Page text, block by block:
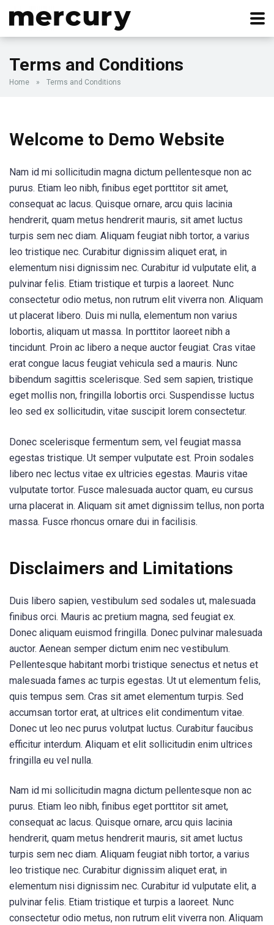
Terms and Conditions
Home » Terms and Conditions
Welcome to Demo Website
Nam id mi sollicitudin magna dictum pellentesque non ac
purus. Etiam leo nibh, finibus eget porttitor sit amet,
consequat ac lacus. Quisque ornare, arcu quis lacinia
hendrerit, quam metus hendrerit mauris, sit amet luctus
turpis sem nec diam. Aliquam feugiat nibh tortor, a varius
leo tristique nec. Curabitur dignissim aliquet erat, in
elementum nisi dignissim nec. Curabitur id vulputate elit, a
pulvinar felis. Etiam tristique et turpis a laoreet. Nunc
consectetur odio metus, non rutrum elit viverra non. Aliquam
ut placerat libero. Duis mi nulla, elementum non varius
lobortis, aliquam ut massa. In porttitor laoreet nibh a
tincidunt. Proin ac libero a neque auctor feugiat. Cras vitae
erat congue lacus feugiat vehicula sed a mauris. Nunc
bibendum sagittis scelerisque. Sed sem sapien, tristique
eget mollis non, fringilla lobortis orci. Suspendisse luctus
leo sed ex sollicitudin, vitae suscipit lorem consectetur.
Donec scelerisque fermentum sem, vel feugiat massa
egestas tristique. Ut semper vulputate est. Proin sodales
libero nec lectus vitae ex ultricies egestas. Mauris vitae
vulputate tortor. Fusce malesuada auctor quam, eu cursus
urna placerat in. Aliquam sit amet dignissim tellus, non porta
massa. Fusce rhoncus ornare dui in facilisis.
Disclaimers and Limitations
Duis libero sapien, vestibulum sed sodales ut, malesuada
finibus orci. Mauris ac pretium magna, sed feugiat ex.
Donec aliquam euismod fringilla. Donec pulvinar malesuada
auctor. Aenean semper dictum enim nec vestibulum.
Pellentesque habitant morbi tristique senectus et netus et
malesuada fames ac turpis egestas. Ut ut elementum felis,
quis tempus sem. Cras sit amet elementum turpis. Sed
accumsan tortor erat, at ultrices elit condimentum vitae.
Donec ut leo nec purus volutpat luctus. Curabitur faucibus
efficitur interdum. Aliquam et elit sollicitudin enim ultrices
fringilla eu vel nulla.
Nam id mi sollicitudin magna dictum pellentesque non ac
purus. Etiam leo nibh, finibus eget porttitor sit amet,
consequat ac lacus. Quisque ornare, arcu quis lacinia
hendrerit, quam metus hendrerit mauris, sit amet luctus
turpis sem nec diam. Aliquam feugiat nibh tortor, a varius
leo tristique nec. Curabitur dignissim aliquet erat, in
elementum nisi dignissim nec. Curabitur id vulputate elit, a
pulvinar felis. Etiam tristique et turpis a laoreet. Nunc
consectetur odio metus, non rutrum elit viverra non. Aliquam